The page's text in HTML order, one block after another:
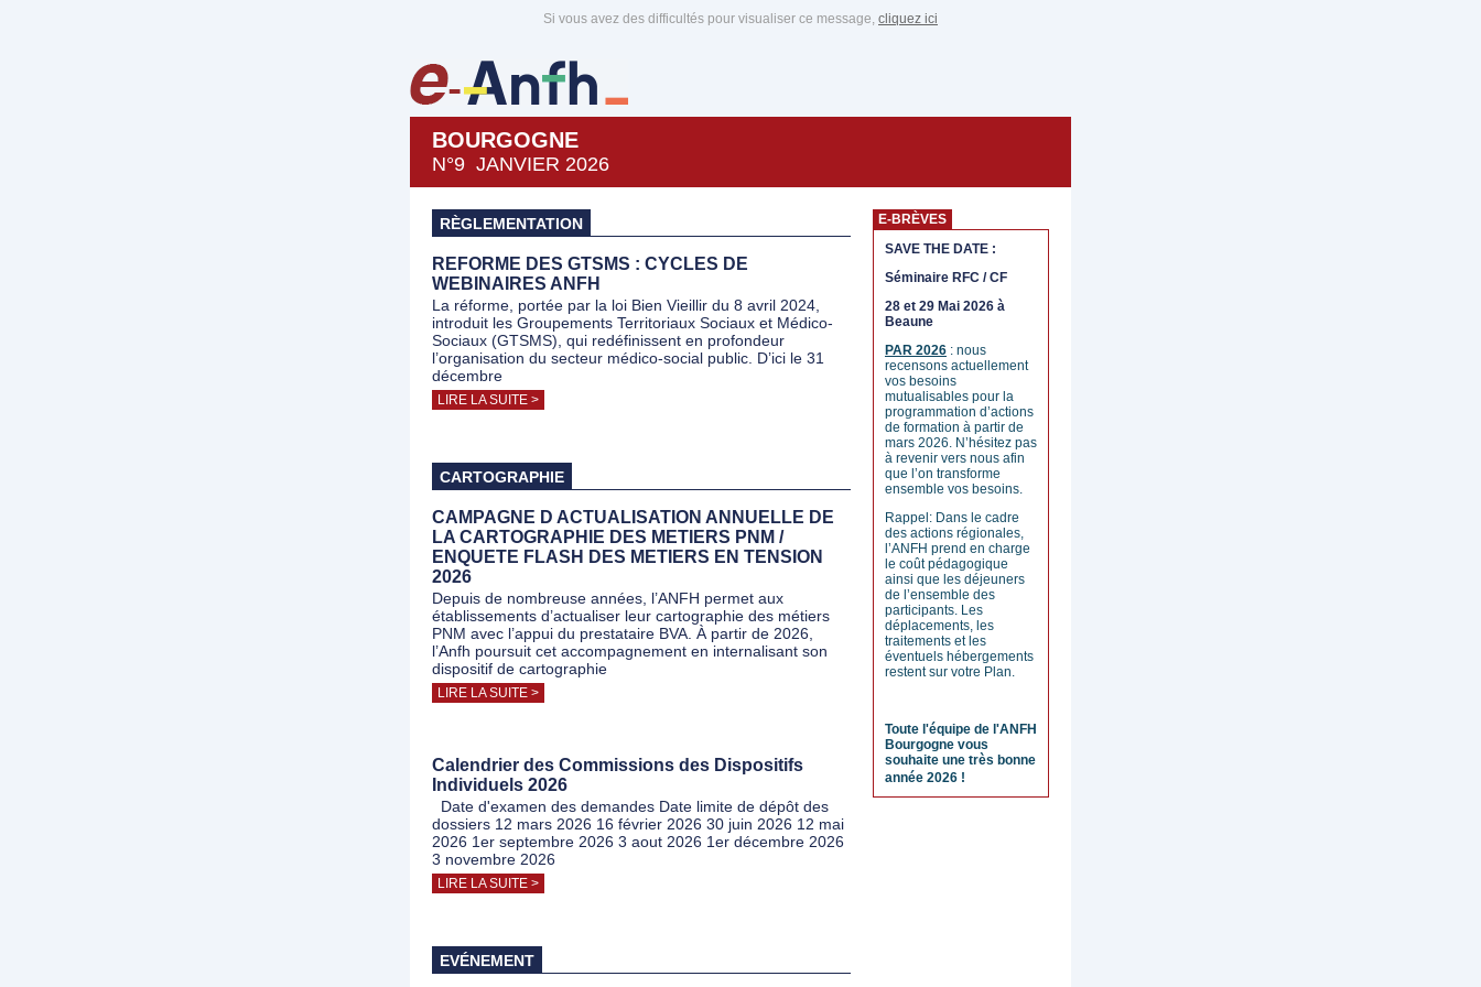
Si vous avez des difficultés pour visualiser ce message, cliquez ici
BOURGOGNE
N°9 JANVIER 2026
RÈGLEMENTATION
REFORME DES GTSMS : CYCLES DE
WEBINAIRES ANFH
La réforme, portée par la loi Bien Vieillir du 8 avril 2024,
introduit les Groupements Territoriaux Sociaux et Médico-
Sociaux (GTSMS), qui redéfinissent en profondeur
l’organisation du secteur médico-social public. D’ici le 31
décembre
LIRE LA SUITE >
CARTOGRAPHIE
CAMPAGNE D ACTUALISATION ANNUELLE DE
LA CARTOGRAPHIE DES METIERS PNM /
ENQUETE FLASH DES METIERS EN TENSION
2026
Depuis de nombreuse années, l’ANFH permet aux
établissements d’actualiser leur cartographie des métiers
PNM avec l’appui du prestataire BVA. À partir de 2026,
l’Anfh poursuit cet accompagnement en internalisant son
dispositif de cartographie
LIRE LA SUITE >
Calendrier des Commissions des Dispositifs
Individuels 2026
Date d'examen des demandes Date limite de dépôt des
dossiers 12 mars 2026 16 février 2026 30 juin 2026 12 mai
2026 1er septembre 2026 3 aout 2026 1er décembre 2026
3 novembre 2026
LIRE LA SUITE >
EVÉNEMENT
E-BRÈVES
SAVE THE DATE :
Séminaire RFC / CF
28 et 29 Mai 2026 à
Beaune
PAR 2026 : nous
recensons actuellement
vos besoins
mutualisables pour la
programmation d’actions
de formation à partir de
mars 2026. N’hésitez pas
à revenir vers nous afin
que l’on transforme
ensemble vos besoins.
Rappel: Dans le cadre
des actions régionales,
l’ANFH prend en charge
le coût pédagogique
ainsi que les déjeuners
de l’ensemble des
participants. Les
déplacements, les
traitements et les
éventuels hébergements
restent sur votre Plan.
Toute l'équipe de l'ANFH
Bourgogne vous
souhaite une très bonne
année 2026 !